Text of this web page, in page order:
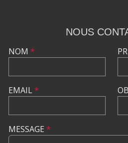
NOUS
NOM *
EMAIL*
MESSAGE *